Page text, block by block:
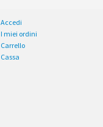
Accedi
I miei ordini
Carrello
Cassa